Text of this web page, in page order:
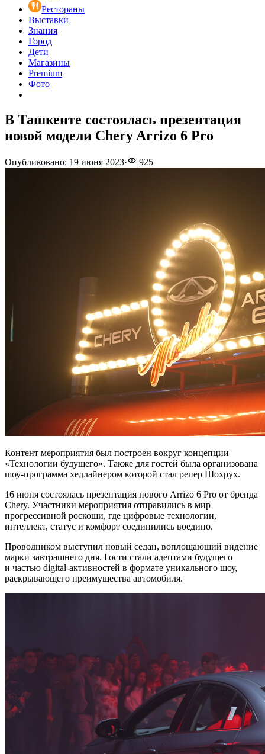
Рестораны
Выставки
Знания
Город
Дети
Магазины
Premium
Фото
В Ташкенте состоялась презентация
новой модели Chery Arrizo 6 Pro
Опубликовано: 19 июня 2023· 925
Контент мероприятия был построен вокруг концепции
«Технологии будущего». Также для гостей была организована
шоу-программа хедлайнером которой стал репер Шохрух.
16 июня состоялась презентация нового Arrizo 6 Pro от бренда
Chery. Участники мероприятия отправились в мир
прогрессивной роскоши, где цифровые технологии,
интеллект, статус и комфорт соединились воедино.
Проводником выступил новый седан, воплощающий видение
марки завтрашнего дня. Гости стали адептами будущего
и частью digital-активностей в формате уникального шоу,
раскрывающего преимущества автомобиля.